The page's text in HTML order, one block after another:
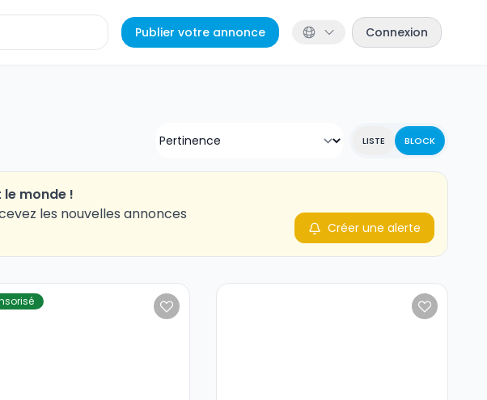
Publier votre annonce Connexion
LISTE BLOCK
monde !
les nouvelles annonces
Créer une alerte